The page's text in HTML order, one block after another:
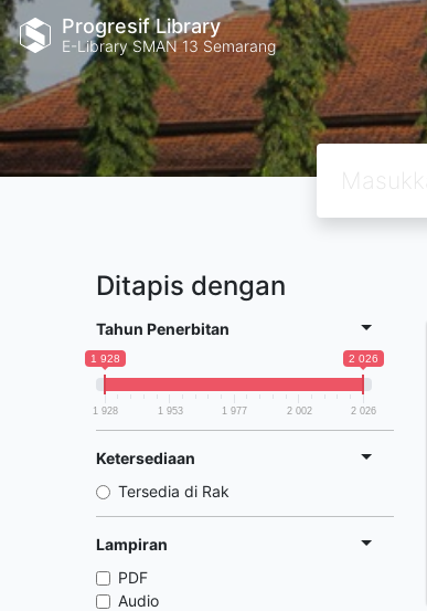
Progresif Library
E-Library SMAN 13 Semarang
Ditapis dengan
Tahun Penerbitan
1 928 2 026
1 928 1 953 1 977 2 002 2 026
Ketersediaan
Tersedia di Rak
Lampiran
PDF
Audio